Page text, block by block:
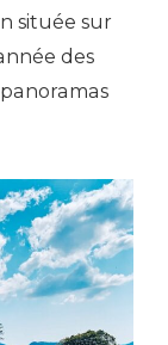
située sur
des